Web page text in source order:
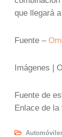
que llegará
Fuente –
Imágenes |
Fuente de
Enlace de la